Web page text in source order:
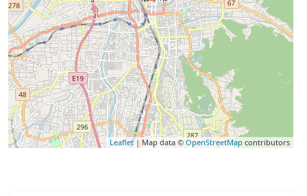
Leaflet| Map data ©OpenStreetMap contributors